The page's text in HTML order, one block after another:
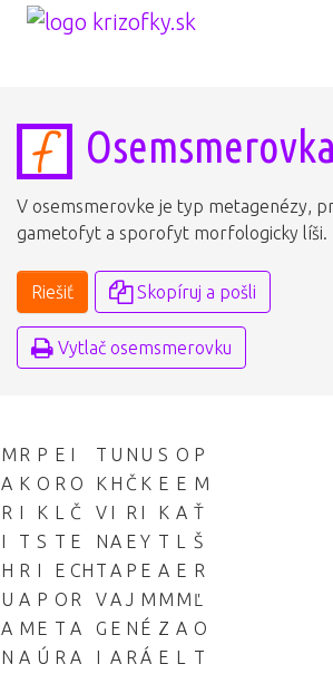
V osemsmerovke je typ metagenézy,
gametofyt a sporofyt morfologicky líši.
Riešiť Skopíruj a pošli
Vytlač osemsmerovku
M R P E I T U N U S O P
A K O R O K H Č K E E M
R I K L Č V I R I K A Ť
I
T S T E N A E Y T L
Š
H R I E CH T A P E A E R
U A P O R V A J M M M Ľ
A M E T A G E N É Z A O
N A Ú R A I A R Á E L
T